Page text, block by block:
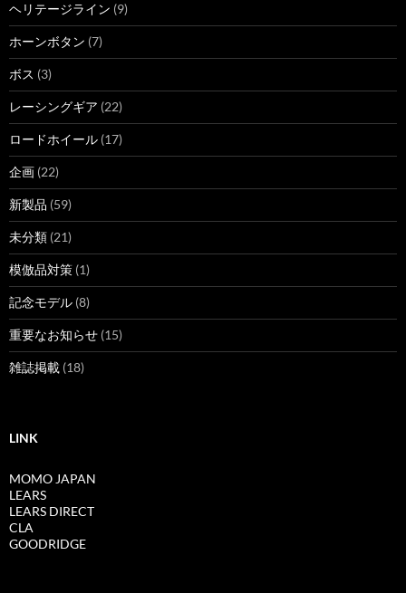
ヘリテージライン (9)
ホーンボタン (7)
ボス (3)
レーシングギア (22)
ロードホイール (17)
企画 (22)
新製品 (59)
未分類 (21)
模倣品対策 (1)
記念モデル (8)
重要なお知らせ (15)
雑誌掲載 (18)
LINK
MOMO JAPAN
LEARS
LEARS DIRECT
CLA
GOODRIDGE